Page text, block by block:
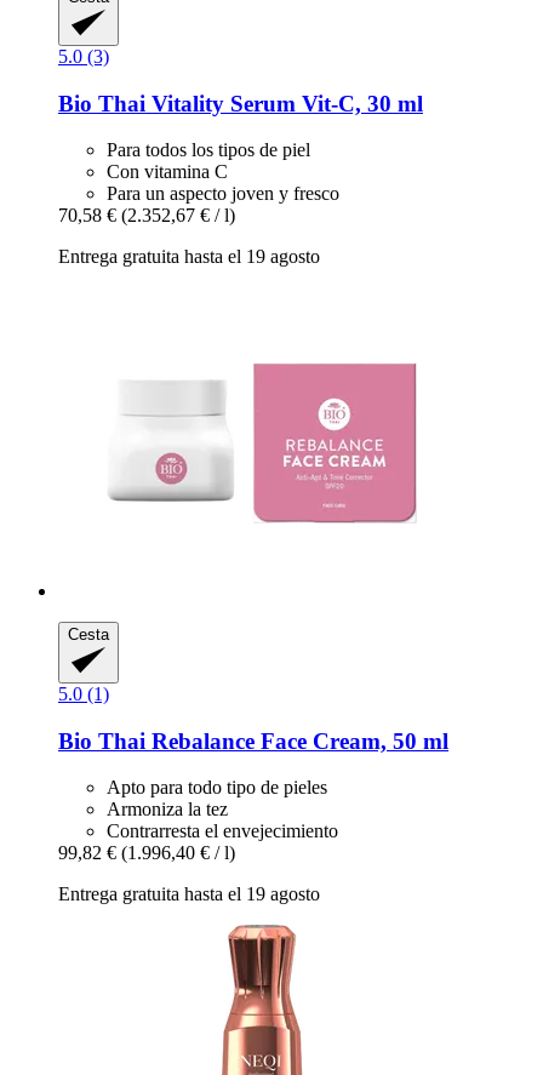
5.0 (3)
Bio Thai Vitality Serum Vit-​C, 30 ml
Para todos los tipos de piel
Con vitamina C
Para un aspecto joven y fresco
70,58 € (2.352,67 € / l)
Entrega gratuita hasta el 19 agosto
Cesta
5.0 (1)
Bio Thai Rebalance Face Cream, 50 ml
Apto para todo tipo de pieles
Armoniza la tez
Contrarresta el envejecimiento
99,82 € (1.996,40 € / l)
Entrega gratuita hasta el 19 agosto